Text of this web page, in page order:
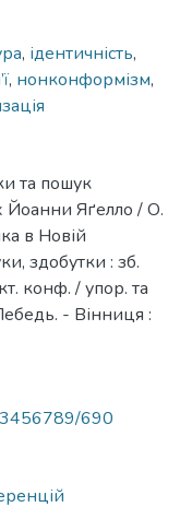
, ідентичність,
, нонконформізм,
та пошук
Йоанни Яґелло / О.
в Новій
здобутки : зб.
конф. / упор. та
- Вінниця :
690